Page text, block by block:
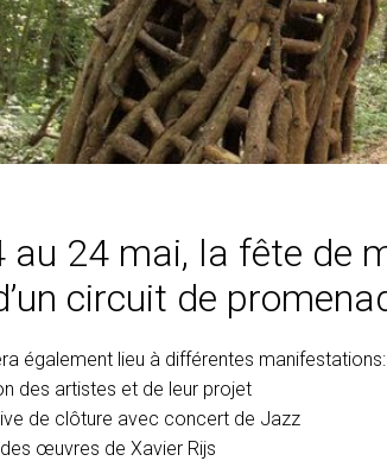
au 24 mai, la fête de
circuit de
également lieu à différentes manifestations:
des artistes et de leur projet
de clôture avec concert de Jazz
des œuvres de Xavier Rijs